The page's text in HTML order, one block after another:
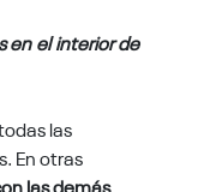
en el interior de
las
En otras
las demás